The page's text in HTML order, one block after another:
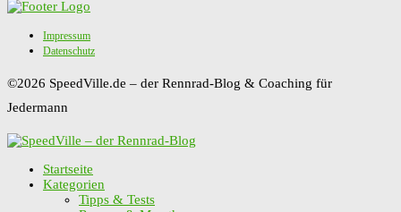
Impressum
Datenschutz
©2026 SpeedVille.de – der Rennrad-Blog & Coaching für
Jedermann
Startseite
Kategorien
Tipps & Tests